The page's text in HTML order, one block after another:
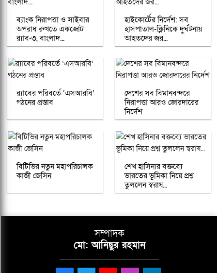
ব্যাংক নিরাপত্তা ও সাইবার
অপরাধ রুখতে একজোট
র‌্যাব-৩, বাংলাদ...
হাইকোর্টের নির্দেশ: সব
হাসপাতাল-ক্লিনিকে দুর্ঘটনায়
আহতদের জর...
র‍্যাবের পরিবর্তে ‘এসআরবি’
গঠনের প্রস্তাব
দেশের সব বিমানবন্দরে
নিরাপত্তা আরও জোরদারের
নির্দেশ
বিটিভির নতুন মহাপরিচালক
কাজী জেসিন
শেখ হাসিনার বক্তব্যে
ভারতের ভূমিকা নিয়ে প্রশ্ন
তুললেন স্বরাষ...
সম্পাদক
মো: আনিছুর রহমান